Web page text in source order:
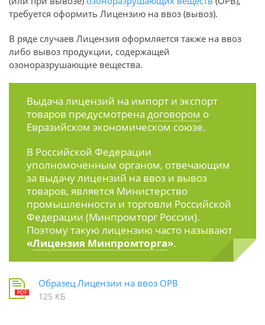
требуется оформить Лицензию на ввоз (вывоз).
В ряде случаев Лицензия оформляется также на ввоз
либо вывоз продукции, содержащей
озоноразрушающие вещества.
Выдача лицензий на импорт и экспорт
товаров предусмотрена договором о
Евразийском экономическом союзе.
В Российской Федерации
уполномоченным органом, отвечающим
за выдачу лицензий на ввоз и вывоз
товаров, является Министерство
промышленности и торговли Российской
Федерации (Минпромторг России).
Поэтому такую лицензию часто называют
«Лицензия Минпромторга».
Образец Лицензии на ввоз ОРВ
125 КБ